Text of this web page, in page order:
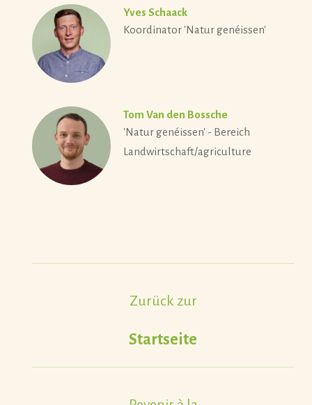
Yves Schaack
Koordinator 'Natur genéissen'
Tom Van den Bossche
'Natur genéissen' - Bereich
Landwirtschaft/agriculture
Zurück zur
Startseite